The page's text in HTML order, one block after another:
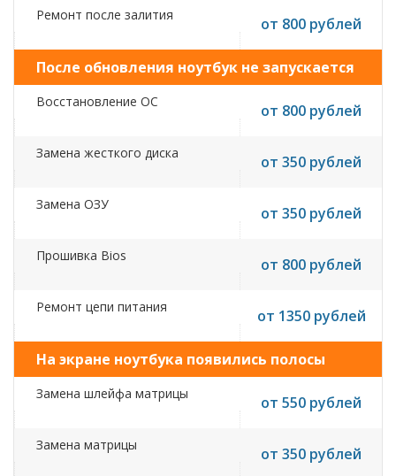
Ремонт после залития от 800 рублей
После обновления ноутбук не запускается
Восстановление ОС от 800 рублей
Замена жесткого диска от 350 рублей
Замена ОЗУ от 350 рублей
Прошивка Bios от 800 рублей
Ремонт цепи питания от 1350 рублей
На экране ноутбука появились полосы
Замена шлейфа матрицы от 550 рублей
Замена матрицы от 350 рублей